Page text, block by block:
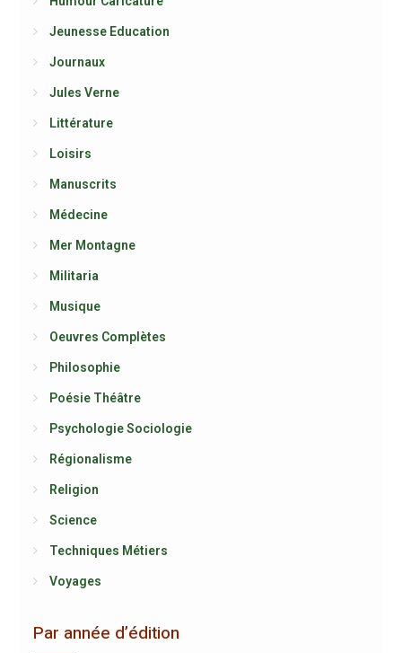
Jeunesse Education
Journaux
Jules Verne
Littérature
Loisirs
Manuscrits
Médecine
Mer Montagne
Militaria
Musique
Oeuvres Complètes
Philosophie
Poésie Théâtre
Psychologie Sociologie
Régionalisme
Religion
Science
Techniques Métiers
Voyages
Par année d’édition